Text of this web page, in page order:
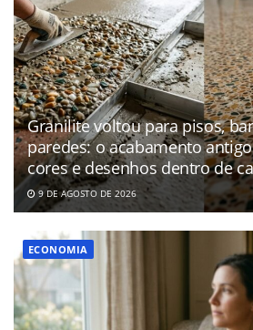
Granilite voltou para pisos,
paredes: o acabamento
cores e desenhos dentro de
9 DE AGOSTO DE 2026
ECONOMIA